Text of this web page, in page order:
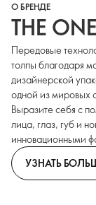
О БРЕНДЕ
THE ONE
Передовые
толпы благодаря
дизайнерской
одной из мировых
Выразите себя с
лица, глаз, губ и
инновационными
УЗНАТЬ